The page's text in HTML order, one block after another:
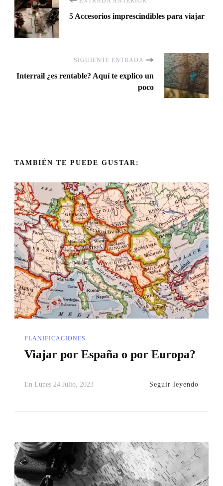
Navegación
de
entradas
5 Accesorios imprescindibles para viajar
SIGUIENTE ENTRADA
Interrail ¿es rentable? Aquí te explico un
poco
TAMBIÉN TE PUEDE GUSTAR:
PLANIFICACIONES
Viajar por España o por Europa?
En Lunes 24 Julio, 2023 Seguir leyendo